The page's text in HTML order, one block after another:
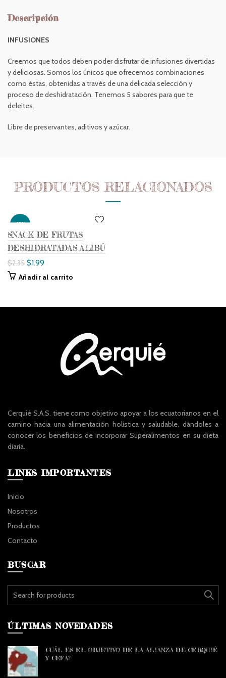
Descripción
INFUSIONES
Creemos que todos deben poder disfrutar de infusiones divertidas
y deliciosas. Somos los únicos que ofrecemos combinaciones
como éstas, obtenidas a través de una delicada selección y
proceso de deshidratación. Tenemos 5 sabores para que te
deleites.
Libre de preservantes, aditivos y azúcar.
PRODUCTOS RELACIONADOS
-15%
SNACK DE FRUTAS
DESHIDRATADAS ALIBÚ
$2.35 $1.99
Añadir al carrito
Cerquié S.A.S. tiene como objetivo apoyar a los ecuatorianos en el
camino hacia una alimentación holística y saludable, dándoles a
conocer los beneficios de incorporar Superalimentos en su dieta
diaria.
LINKS IMPORTANTES
Inicio
Nosotros
Productos
Contacto
BUSCAR
Search for:
ÚLTIMAS NOVEDADES
CUÁL ES EL OBJETIVO DE LA ALIANZA DE CERQUIÉ
Y CEFA?